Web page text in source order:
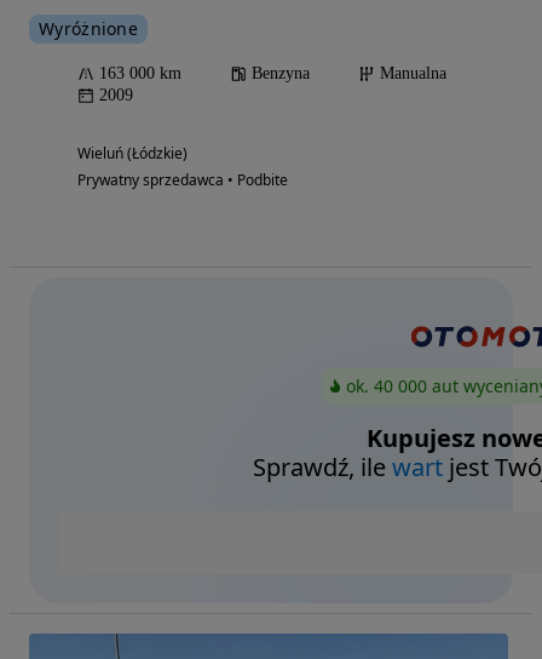
Wyróżnione
163 000 km Benzyna
Manualna
2009
Wieluń (Łódzkie)
Prywatny sprzedawca • Podbite
ok. 40 000 aut
Kupujesz
Sprawdź, ilewart jest